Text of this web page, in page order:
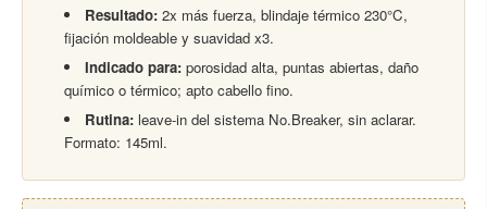
Resultado: 2x más fuerza, blindaje térmico 230°C,
fijación moldeable y suavidad x3.
Indicado para: porosidad alta, puntas abiertas, daño
químico o térmico; apto cabello fino.
Rutina: leave-in del sistema No.Breaker, sin aclarar.
Formato: 145ml.